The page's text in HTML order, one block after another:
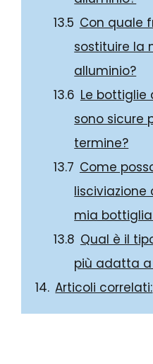
Con quale
sostituire la
alluminio?
Le
sono sicure
termine?
Come
lisciviazione
mia
Qual è il
più adatta
Articoli correlati: